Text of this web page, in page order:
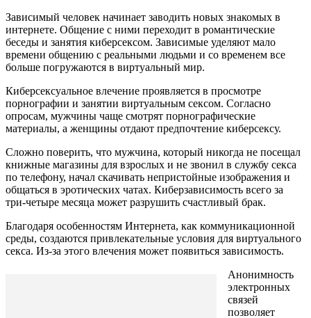
Зависимый человек начинает заводить новых знакомых в
интернете. Общение с ними переходит в романтические
беседы и занятия киберсексом. Зависимые уделяют мало
времени общению с реальными людьми и со временем все
больше погружаются в виртуальный мир.
Киберсексуальное влечение проявляется в просмотре
порнографии и занятии виртуальным сексом. Согласно
опросам, мужчины чаще смотрят порнографические
материалы, а женщины отдают предпочтение киберсексу.
Сложно поверить, что мужчина, который никогда не посещал
книжные магазины для взрослых и не звонил в службу секса
по телефону, начал скачивать непристойные изображения и
общаться в эротических чатах. Киберзависимость всего за
три-четыре месяца может разрушить счастливый брак.
Благодаря особенностям Интернета, как коммуникационной
среды, создаются привлекательные условия для виртуального
секса. Из-за этого влечения может появиться зависимость.
Анонимность
электронных
связей
позволяет